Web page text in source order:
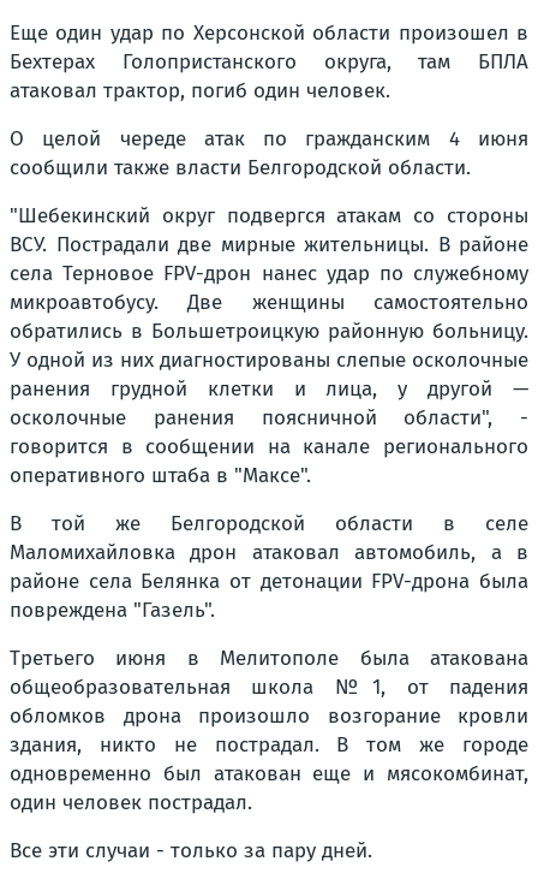
Еще один удар по Херсонской области произошел в
Бехтерах Голопристанского округа, там БПЛА
атаковал трактор, погиб один человек.
О целой череде атак по гражданским 4 июня
сообщили также власти Белгородской области.
"Шебекинский округ подвергся атакам со стороны
ВСУ. Пострадали две мирные жительницы. В районе
села Терновое FPV-дрон нанес удар по служебному
микроавтобусу. Две женщины самостоятельно
обратились в Большетроицкую районную больницу.
У одной из них диагностированы слепые осколочные
ранения грудной клетки и лица, у другой —
осколочные ранения поясничной области", -
говорится в сообщении на канале регионального
оперативного штаба в "Максе".
В той же Белгородской области в селе
Маломихайловка дрон атаковал автомобиль, а в
районе села Белянка от детонации FPV-дрона была
повреждена "Газель".
Третьего июня в Мелитополе была атакована
общеобразовательная школа №1, от падения
обломков дрона произошло возгорание кровли
здания, никто не пострадал. В том же городе
одновременно был атакован еще и мясокомбинат,
один человек пострадал.
Все эти случаи - только за пару дней.